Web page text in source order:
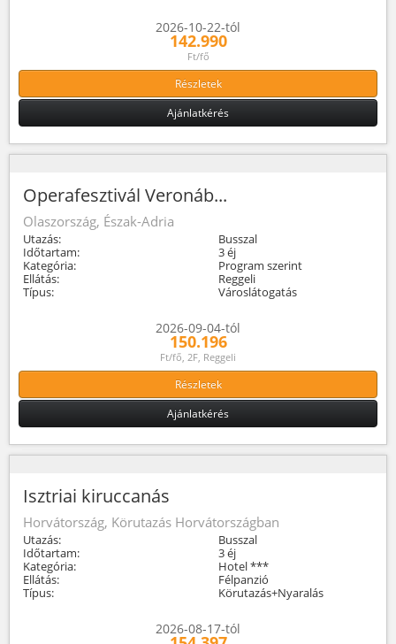
2026-10-22-tól
142.990
Ft/fő
Részletek
Ajánlatkérés
Operafesztivál Veronáb...
Olaszország, Észak-Adria
Utazás:
Busszal
Időtartam:
3 éj
Kategória:
Program szerint
Ellátás:
Reggeli
Típus:
Városlátogatás
2026-09-04-tól
150.196
Ft/fő, 2F, Reggeli
Részletek
Ajánlatkérés
Isztriai kiruccanás
Horvátország, Körutazás Horvátországban
Utazás:
Busszal
Időtartam:
3 éj
Kategória:
Hotel ***
Ellátás:
Félpanzió
Típus:
Körutazás+Nyaralás
2026-08-17-tól